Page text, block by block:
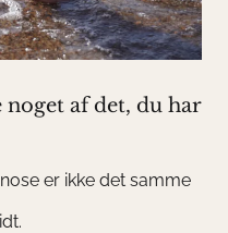
noget af det, du har
er ikke det samme